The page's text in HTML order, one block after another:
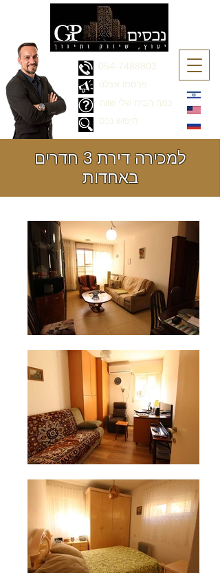
054-7488803
כמה הבית שלי שווה
פרסמו אצלנו
חיפוש נכס
למכירה דירת 3 חדרים
באחדות